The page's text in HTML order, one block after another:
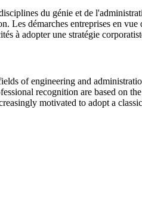
du génie et de
démarches entreprises en vue
à adopter une stratégie
of engineering and
recognition are based on
motivated to adopt a